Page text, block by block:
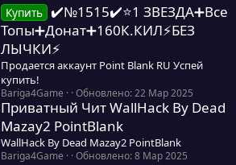
д
0
0
з
з
Купить ✔️№1515✔️⭐️1 ЗВЕЗДА➕Все
Топы➕Донат➕160К.КИЛ⚡БЕЗ
ЛЫЧКИ⚡
Продается аккаунт Point Blank RU Успей
купить!
Bariga4Game
0
,
0
з
в
Обновлено:22 Мар 2025
Приватный Чит WallHack By Dead
Mazay2 PointBlank
WallHack By Dead Mazay2 PointBlank
Bariga4Game
0Обновлено:8 Мар 2025